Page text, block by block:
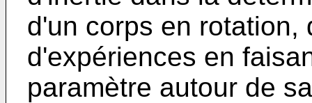
d'un corps en rotation,
d'expériences en
paramètre autour de